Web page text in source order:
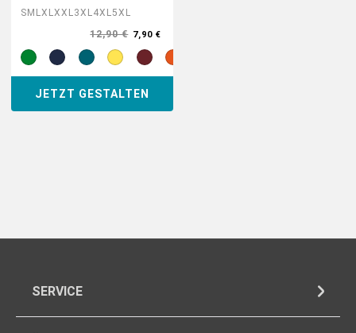
S M LXLXXL3XL4XL5XL
12,90 € 7,90 €
JETZT GESTALTEN
SERVICE